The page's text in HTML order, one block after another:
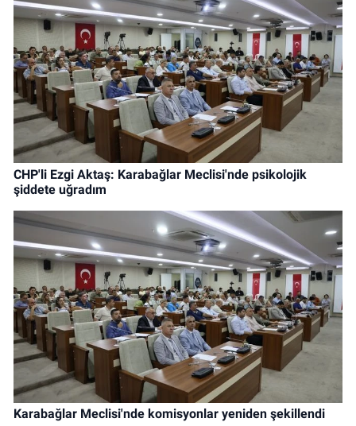
CHP'li Ezgi Aktaş: Karabağlar Meclisi'nde psikolojik
şiddete uğradım
Karabağlar Meclisi'nde komisyonlar yeniden şekillendi